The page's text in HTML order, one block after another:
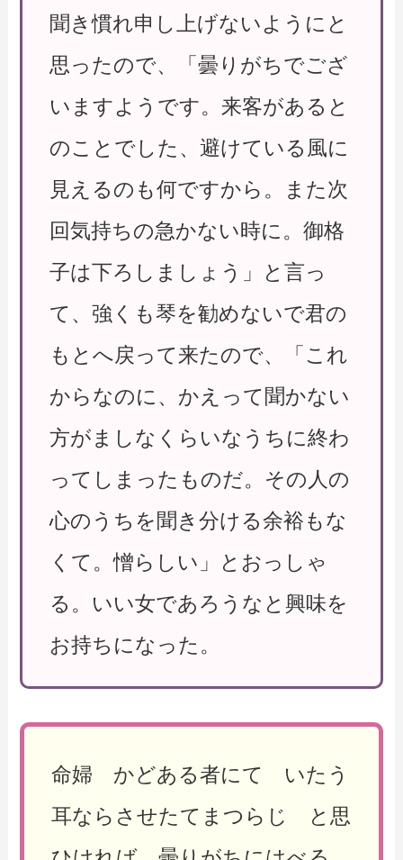
聞き慣れ申し上げないようにと
思ったので、「曇りがちでござ
いますようです。来客があると
のことでした、避けている風に
見えるのも何ですから。また次
回気持ちの急かない時に。御格
子は下ろしましょう」と言っ
て、強くも琴を勧めないで君の
もとへ戻って来たので、「これ
からなのに、かえって聞かない
方がましなくらいなうちに終わ
ってしまったものだ。その人の
心のうちを聞き分ける余裕もな
くて。憎らしい」とおっしゃ
る。いい女であろうなと興味を
お持ちになった。
命婦 かどある者にて いたう
耳ならさせたてまつらじ と思